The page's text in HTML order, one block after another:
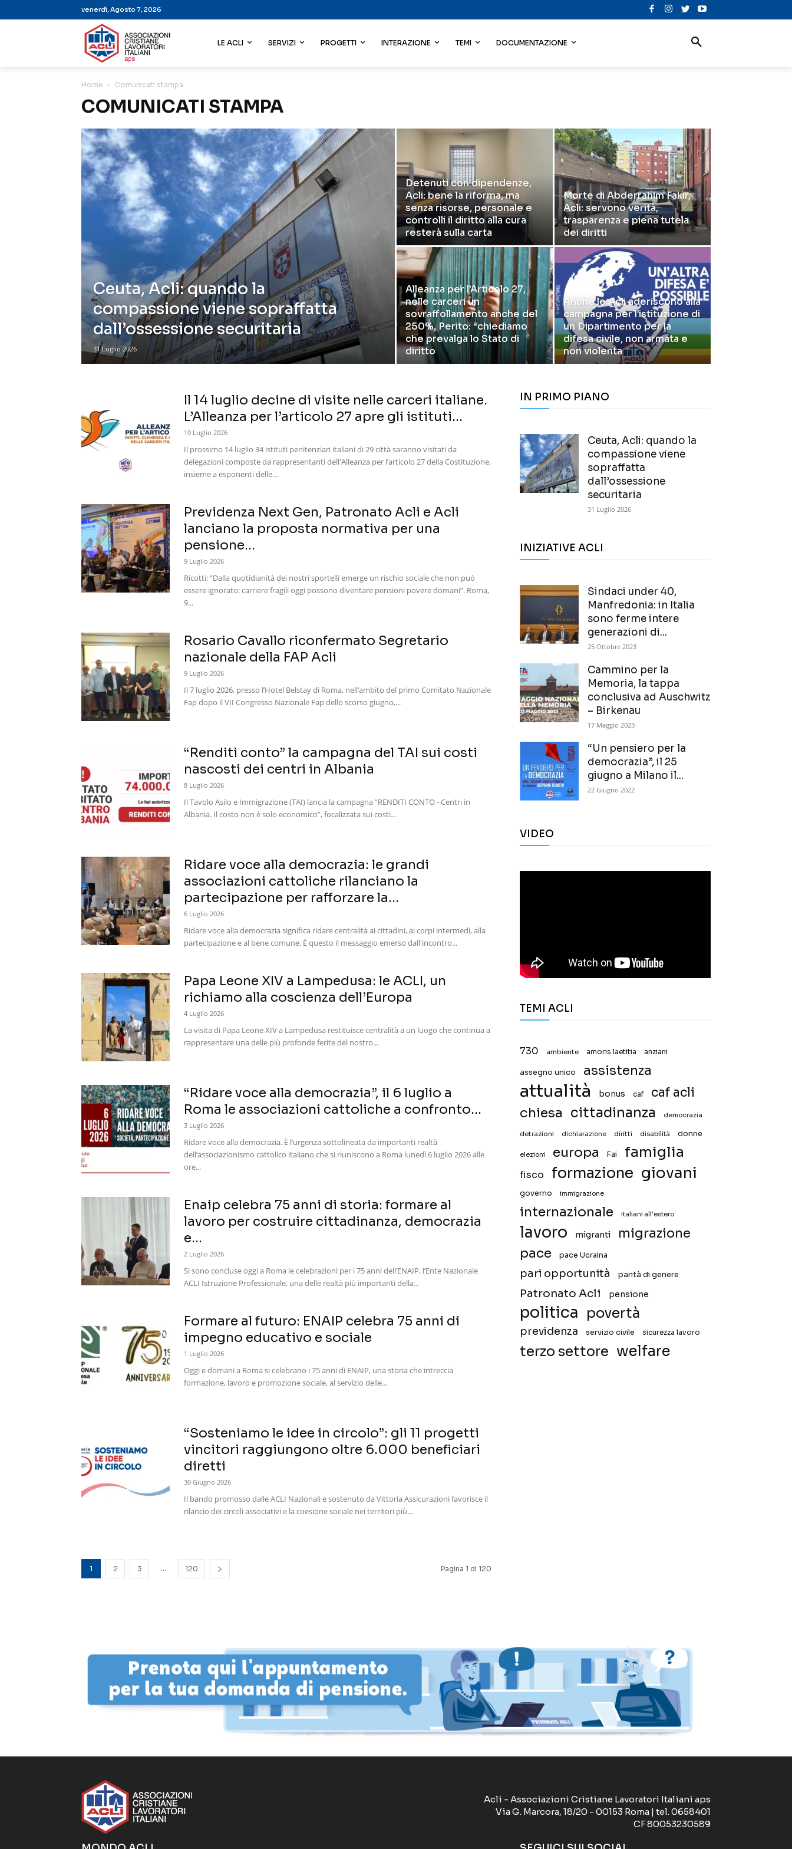
venerdì, Agosto 7, 2026
LE ACLI SERVIZI PROGETTI INTERAZIONE TEMI DOCUMENTAZIONE
Home Comunicati stampa
COMUNICATI STAMPA
Ceuta, Acli: quando la
compassione viene sopraffatta
dall’ossessione securitaria
31 Luglio 2026
Detenuti con dipendenze,
Acli: bene la riforma, ma
senza risorse, personale e
controlli il diritto alla cura
resterà sulla carta
Morte di Abderrahim Fakir,
Acli: servono verità,
trasparenza e piena tutela
dei diritti
Alleanza per l’Articolo 27,
nelle carceri un
sovraffollamento anche del
250%. Perito: “chiediamo
che prevalga lo Stato di
diritto
Anche le Acli aderiscono alla
campagna per l’istituzione di
un Dipartimento per la
difesa civile, non armata e
non violenta
Il 14 luglio decine di visite nelle carceri italiane.
L’Alleanza per l’articolo 27 apre gli istituti...
10 Luglio 2026
Il prossimo 14 luglio 34 istituti penitenziari italiani di 29 città saranno visitati da
delegazioni composte da rappresentanti dell'Alleanza per l’articolo 27 della Costituzione,
insieme a esponenti delle...
Previdenza Next Gen, Patronato Acli e Acli
lanciano la proposta normativa per una
pensione...
9 Luglio 2026
Ricotti: “Dalla quotidianità dei nostri sportelli emerge un rischio sociale che non può
essere ignorato: carriere fragili oggi possono diventare pensioni povere domani”. Roma,
9...
Rosario Cavallo riconfermato Segretario
nazionale della FAP Acli
9 Luglio 2026
Il 7 luglio 2026, presso l’Hotel Belstay di Roma, nell’ambito del primo Comitato Nazionale
Fap dopo il VII Congresso Nazionale Fap dello scorso giugno,...
“Renditi conto” la campagna del TAI sui costi
nascosti dei centri in Albania
8 Luglio 2026
Il Tavolo Asilo e Immigrazione (TAI) lancia la campagna “RENDITI CONTO - Centri in
Albania. Il costo non è solo economico”, focalizzata sui costi...
Ridare voce alla democrazia: le grandi
associazioni cattoliche rilanciano la
partecipazione per rafforzare la...
6 Luglio 2026
Ridare voce alla democrazia significa ridare centralità ai cittadini, ai corpi intermedi, alla
partecipazione e al bene comune. È questo il messaggio emerso dall'incontro...
Papa Leone XIV a Lampedusa: le ACLI, un
richiamo alla coscienza dell’Europa
4 Luglio 2026
La visita di Papa Leone XIV a Lampedusa restituisce centralità a un luogo che continua a
rappresentare una delle più profonde ferite del nostro...
“Ridare voce alla democrazia”, il 6 luglio a
Roma le associazioni cattoliche a confronto...
3 Luglio 2026
Ridare voce alla democrazia. È l’urgenza sottolineata da importanti realtà
dell’associazionismo cattolico italiano che si riuniscono a Roma lunedì 6 luglio 2026 alle
ore...
Enaip celebra 75 anni di storia: formare al
lavoro per costruire cittadinanza, democrazia
e...
2 Luglio 2026
Si sono concluse oggi a Roma le celebrazioni per i 75 anni dell’ENAIP, l’Ente Nazionale
ACLI Istruzione Professionale, una delle realtà più importanti della...
Formare al futuro: ENAIP celebra 75 anni di
impegno educativo e sociale
1 Luglio 2026
Oggi e domani a Roma si celebrano i 75 anni di ENAIP, una storia che intreccia
formazione, lavoro e promozione sociale, al servizio delle...
“Sosteniamo le idee in circolo”: gli 11 progetti
vincitori raggiungono oltre 6.000 beneficiari
diretti
30 Giugno 2026
Il bando promosso dalle ACLI Nazionali e sostenuto da Vittoria Assicurazioni favorisce il
rilancio dei circoli associativi e la coesione sociale nei territori più...
1 2 3 ... 120 Pagina 1 di 120
IN PRIMO PIANO
Ceuta, Acli: quando la
compassione viene
sopraffatta
dall’ossessione
securitaria
31 Luglio 2026
INIZIATIVE ACLI
Sindaci under 40,
Manfredonia: in Italia
sono ferme intere
generazioni di...
25 Ottobre 2023
Cammino per la
Memoria, la tappa
conclusiva ad Auschwitz
– Birkenau
17 Maggio 2023
“Un pensiero per la
democrazia”, il 25
giugno a Milano il...
22 Giugno 2022
VIDEO
TEMI ACLI
730 ambiente amoris laetitia anziani
assegno unico assistenza
attualità bonus caf caf acli
chiesa cittadinanza democrazia
detrazioni dichiarazione diritti disabilità donne
elezioni europa Fai famiglia
fisco formazione giovani
governo immigrazione
internazionale italiani all'estero
lavoro migranti
migrazione
pace
pace Ucraina
pari opportunità parità di genere
Patronato Acli pensione
politica povertà
previdenza servizio civile sicurezza lavoro
terzo settore welfare
Acli - Associazioni Cristiane Lavoratori Italiani aps
Via G. Marcora, 18/20 - 00153 Roma | tel. 0658401
CF 80053230589